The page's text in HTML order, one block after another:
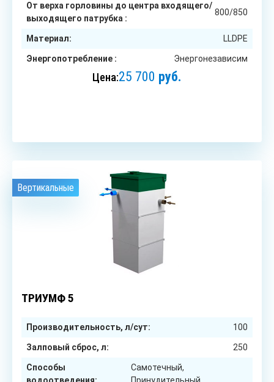
От верха горловины до центра входящего/
выходящего патрубка :
800/850
Материал: LLDPE
Энергопотребление : Энергонезависим
Цена:25 700 руб.
Вертикальные
ТРИУМФ 5
Производительность, л/сут: 100
Залповый сброс, л: 250
Способы
Самотечный,